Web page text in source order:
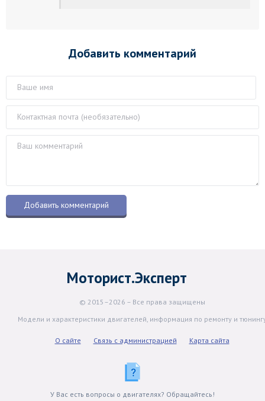
Добавить комментарий
Моторист.Эксперт
© 2015–2026 – Все права защищены
Модели и характеристики двигателей, информация по ремонту и
О сайте Связь с администрацией Карта сайта
У Вас есть вопросы о двигателях? Обращайтесь!